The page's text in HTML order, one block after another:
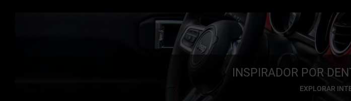
INSPIRADOR POR
EXPLORAR